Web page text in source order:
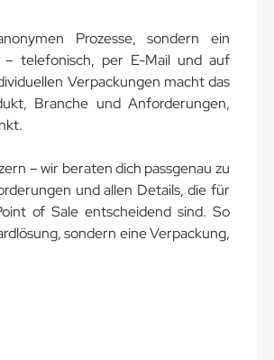
Prozesse, sondern ein
– telefonisch, per E-Mail und auf
Verpackungen macht das
Branche und Anforderungen,
– wir beraten dich passgenau zu
und allen Details, die für
of Sale entscheidend sind. So
sondern eine Verpackung,